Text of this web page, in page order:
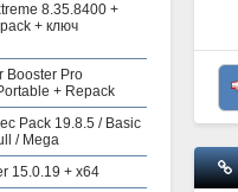
8.35.8400 +
+ ключ
Booster Pro
+ Repack
Pack 19.8.5 / Basic
/ Mega
15.0.19 + x64